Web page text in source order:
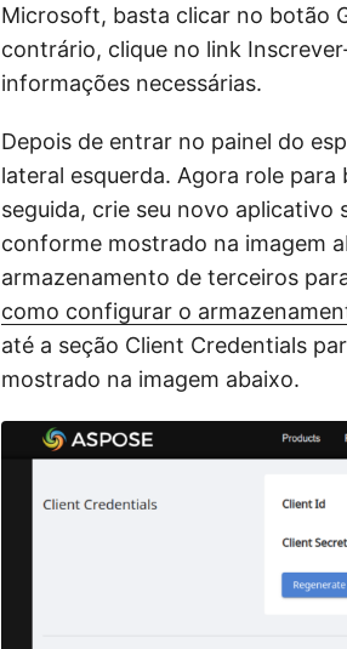
Microsoft, basta clicar no botão
contrário, clique no link
informações necessárias.
Depois de entrar no painel do
lateral esquerda. Agora role
seguida, crie seu novo aplicativo
conforme mostrado na imagem
armazenamento de terceiros
como configurar o
até a seção Client Credentials
mostrado na imagem abaixo.